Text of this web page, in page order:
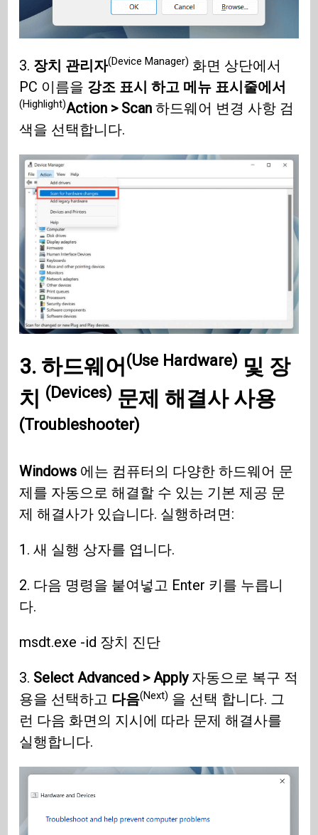
3. 장치 관리자(Device Manager) 화면 상단에서
PC 이름을 강조 표시 하고 메뉴 표시줄에서
(Highlight)Action > Scan 하드웨어 변경 사항 검
색을 선택합니다.
3. 하드웨어 (Use Hardware) 및 장
치
(Devices) 문제 해결사 사용
(Troubleshooter)
Windows 에는 컴퓨터의 다양한 하드웨어 문
제를 자동으로 해결할 수 있는 기본 제공 문
제 해결사가 있습니다. 실행하려면:
1. 새 실행 상자를 엽니다.
2. 다음 명령을 붙여넣고 Enter 키를 누릅니
다.
msdt.exe -id 장치 진단
3. Select Advanced > Apply자동으로 복구 적
용을 선택하고 다음(Next) 을 선택 합니다. 그
런 다음 화면의 지시에 따라 문제 해결사를
실행합니다.